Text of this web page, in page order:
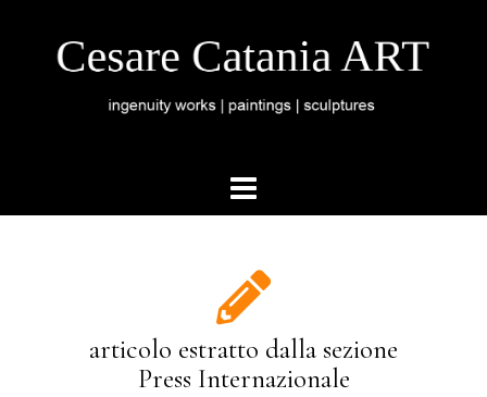
articolo estratto dalla sezione
Press Internazionale